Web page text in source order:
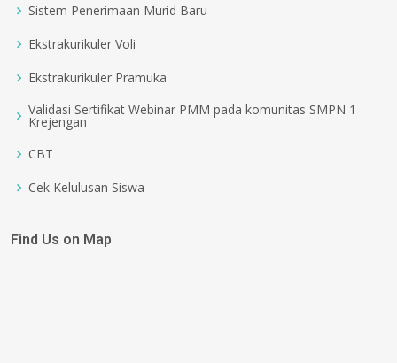
Sistem Penerimaan Murid Baru
Ekstrakurikuler Voli
Ekstrakurikuler Pramuka
Validasi Sertifikat Webinar PMM pada komunitas SMPN 1
Krejengan
CBT
Cek Kelulusan Siswa
Find Us on Map